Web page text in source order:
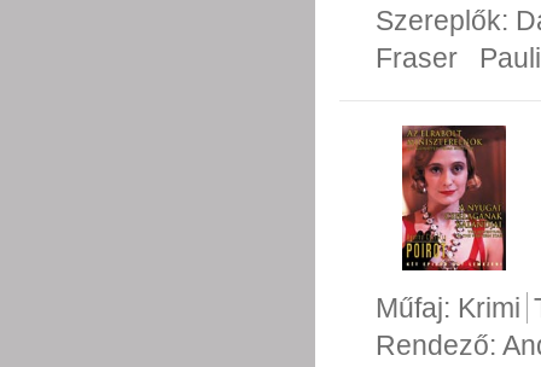
Szereplők:
Fraser
Műfaj: Krimi
Rendező: